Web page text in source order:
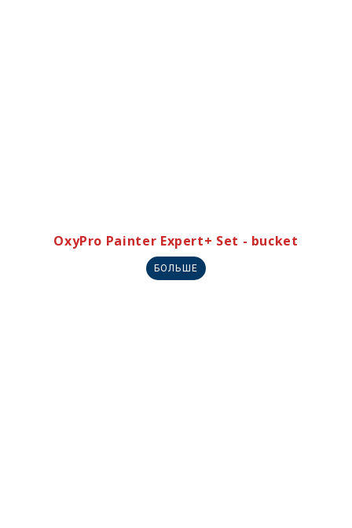
OxyPro Painter Expert+ Set - bucket
БОЛЬШЕ